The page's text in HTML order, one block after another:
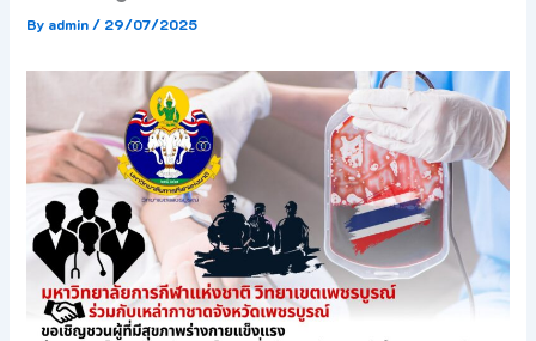
By admin/ 29/07/2025